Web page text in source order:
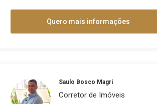
Quero mais informações
Saulo Bosco Magri
Corretor de Imóveis